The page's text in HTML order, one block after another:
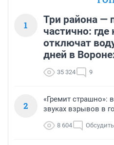
1
Три района —
частично: где
отключат
дней в
35 324 9
2
«Гремит
звуках взрывов в
8 604 Обсудить